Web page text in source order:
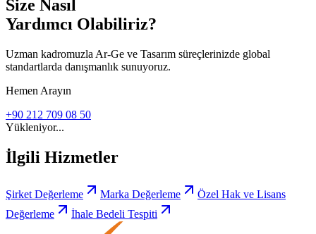
Size Nasıl
Yardımcı Olabiliriz?
Uzman kadromuzla Ar-Ge ve Tasarım süreçlerinizde global
standartlarda danışmanlık sunuyoruz.
Hemen Arayın
+90 212 709 08 50
Yükleniyor...
İlgili Hizmetler
Şirket Değerleme Marka Değerleme
Özel Hak ve Lisans
Değerleme
İhale Bedeli Tespiti